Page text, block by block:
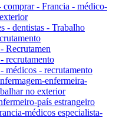
- Francia - médico-
- dentistas - Trabalho
Recrutamen
recrutamento
médicos - recrutamento
enfermeira-
no exterior
país estrangeiro
médicos especialista-